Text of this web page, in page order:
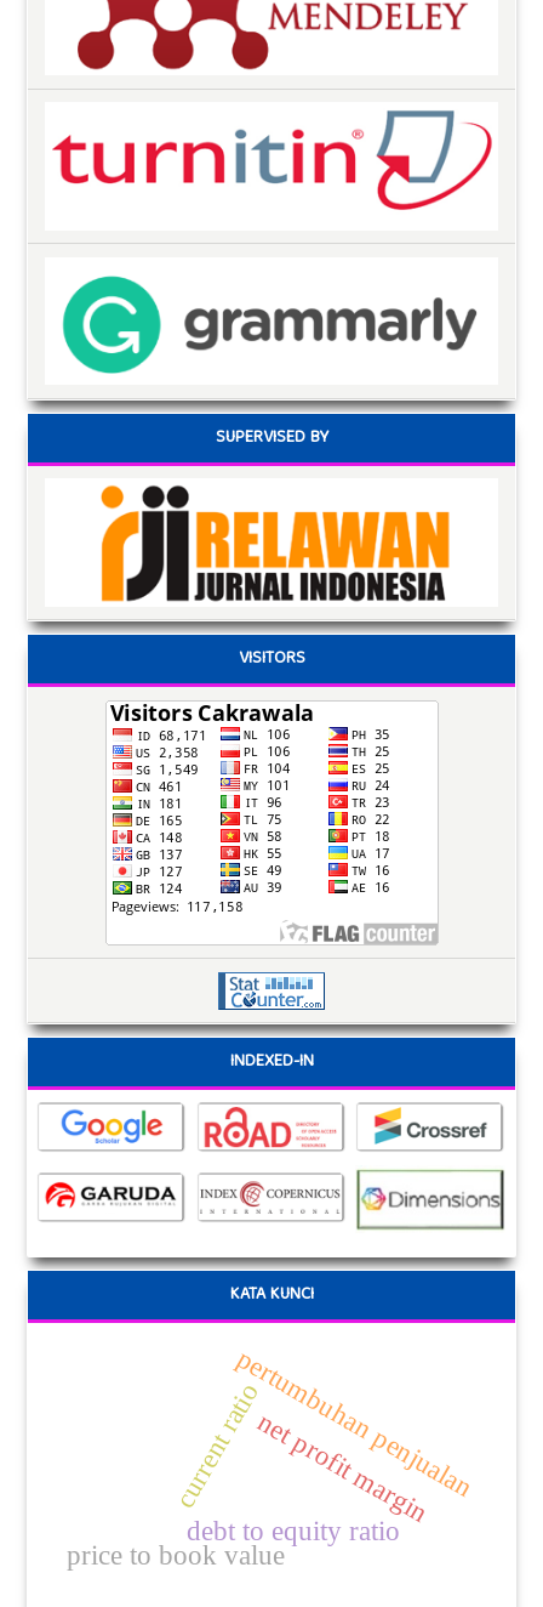
SUPERVISED BY
VISITORS
INDEXED-IN
KATA KUNCI
net profit margin
current ratio
debt to equity ratio
pertumbuhan penjualan
price to book value